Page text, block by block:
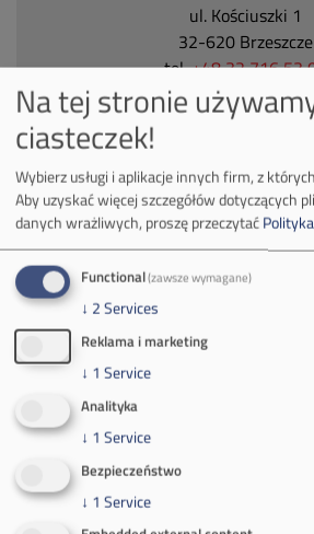
ul. Kościuszki 1
32-620 Brzeszcze
tel.+48 32 716 53
mail:media@pkw-
tel.:+48 32 618 56
(poniedziałek-piątek
Spółka Południowy
Na tej stronie
ciasteczek!
Wybierz usługi i aplikacje innych firm, z
Aby uzyskać więcej szczegółów dotyczących
danych wrażliwych, proszę przeczytać
Functional(zawsze wymagane)
↓ 2Services
Reklama i marketing
↓ 1 Service
Analityka
↓ 1 Service
Bezpieczeństwo
↓ 1 Service